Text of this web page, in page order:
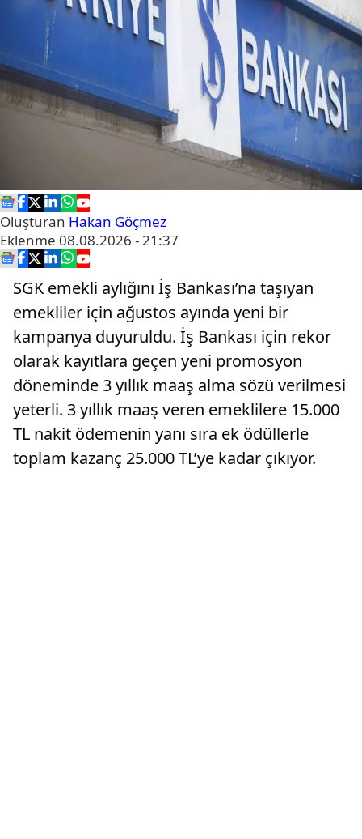
Oluşturan Hakan Göçmez
Eklenme 08.08.2026 - 21:37
SGK emekli aylığını İş Bankası’na taşıyan
emekliler için ağustos ayında yeni bir
kampanya duyuruldu. İş Bankası için rekor
olarak kayıtlara geçen yeni promosyon
döneminde 3 yıllık maaş alma sözü verilmesi
yeterli. 3 yıllık maaş veren emeklilere 15.000
TL nakit ödemenin yanı sıra ek ödüllerle
toplam kazanç 25.000 TL’ye kadar çıkıyor.